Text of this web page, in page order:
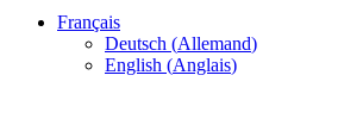
Français
Deutsch (Allemand)
English (Anglais)